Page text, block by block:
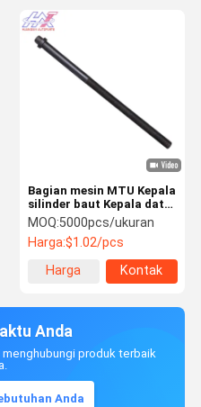
Bagian mesin MTU Kepala
silinder baut Kepala datar
pusat baut M8-M30
5249900701
MOQ:5000pcs/ukuran
Harga:$1.02/pcs
Harga
Kontak
Anda
menghubungi produk terbaik
Anda